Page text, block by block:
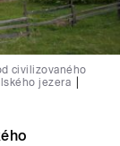
civilizovaného
jezera